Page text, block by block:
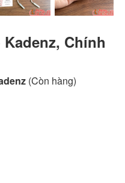
Next
Chính
(Còn hàng)